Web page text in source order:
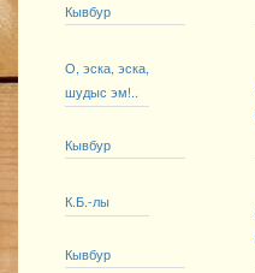
Кывбур
О, эска, эска,
шудыс эм!..
Кывбур
К.Б.-лы
Кывбур